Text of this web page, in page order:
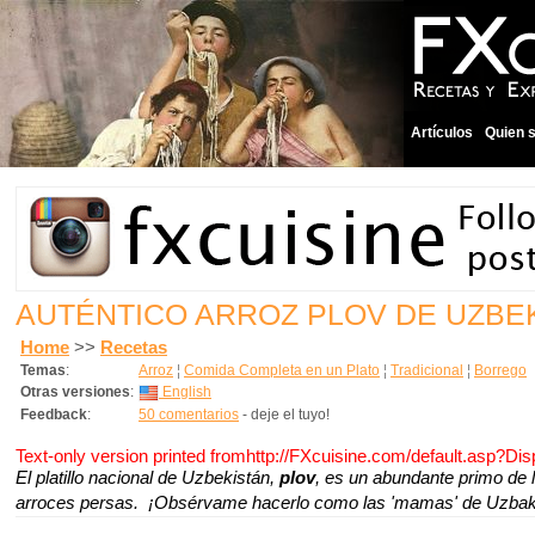
Artículos Quien
AUTÉNTICO ARROZ PLOV DE
Home >> Recetas
Temas: Arroz ¦ Comida Completa en un Plato ¦ Tradicional ¦ Borrego
Otras versiones:
English
Feedback: 50 comentarios - deje el tuyo!
Text-only version printed fromhttp://FXcuisine.com/
El platillo nacional de Uzbekistán, plov, es un abundante primo
arroces persas. ¡Obsérvame hacerlo como las 'mamas' de